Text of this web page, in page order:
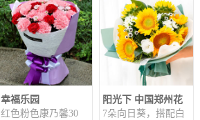
幸福乐园
红色粉色康乃馨30
阳光下 中国郑州花
7朵向日葵，搭配白